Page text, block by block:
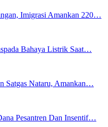
Imigrasi Amankan 220…
Bahaya Listrik Saat…
Satgas Nataru, Amankan…
Pesantren Dan Insentif…